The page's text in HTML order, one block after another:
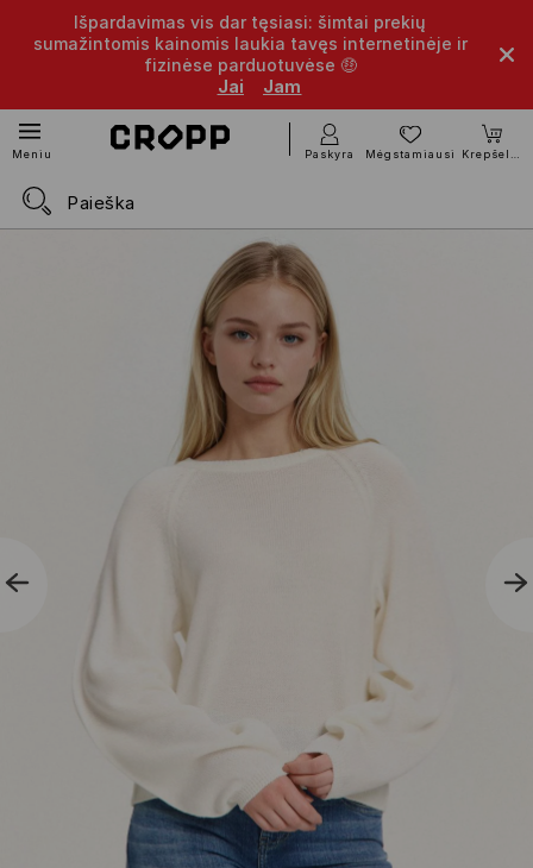
Išpardavimas vis dar tęsiasi: šimtai prekių
sumažintomis kainomis laukia tavęs internetinėje ir
fizinėse parduotuvėse 🤑
Jai
Jam
Meniu Paskyra Mėgstamiausi Krepšelis